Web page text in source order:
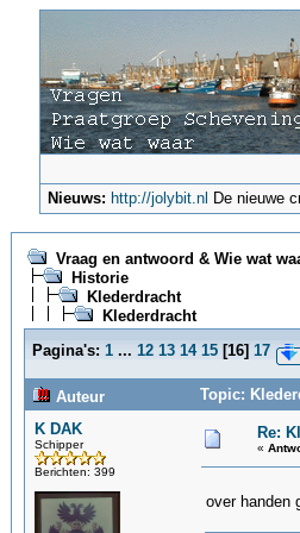
Nieuws: http://jolybit.nl De nieuwe
Vraag en antwoord & Wie wat
Historie
Klederdracht
Klederdracht
Pagina's: 1 ... 12 13 14 15 [16] 17
Auteur
Topic:
K DAK
Schipper
Berichten: 399
Re:
«
over handen